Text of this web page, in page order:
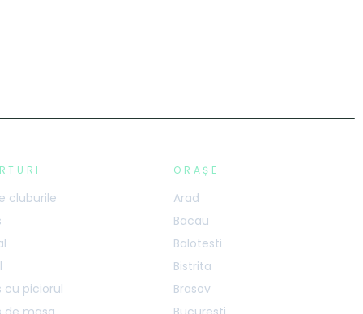
cluburile
cu piciorul
ORAȘE
Arad
Bacau
Balotesti
Bistrita
Brasov